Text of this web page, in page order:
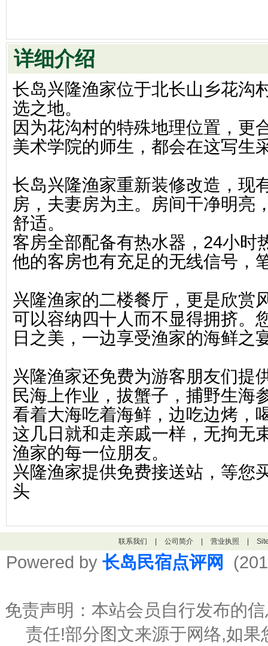
详细介绍
长岛兴隆渔家位于北长山乡花沟
选之地。
因为花沟村的特殊地理位置，更
美术学院的师生，都会在这写生
长岛兴隆渔家重新装修改造，现
房，夫妻房为主。房间干净明亮
舒适。
客房全部配备有热水器，24小时
他的客房也有充足的无线信号，
兴隆渔家的二楼餐厅，更是欣赏
可以容纳四十人而不显得拥挤。
日之美，一边享受渔家的海鲜之
兴隆渔家还免费为游客朋友们提
民海上作业，拔蟹子，捕野生海
看着大海吃着海鲜，边吃边烤，
这几日就和走亲戚一样，无拘无
渔家的每一位朋友。
兴隆渔家提供免费接送站，等您
头
联系我们 公司简介 营业执照
Powered by 长岛民宿点评网
免责声明：本站会员自行发布的
责任!部分图文来源于网络,如